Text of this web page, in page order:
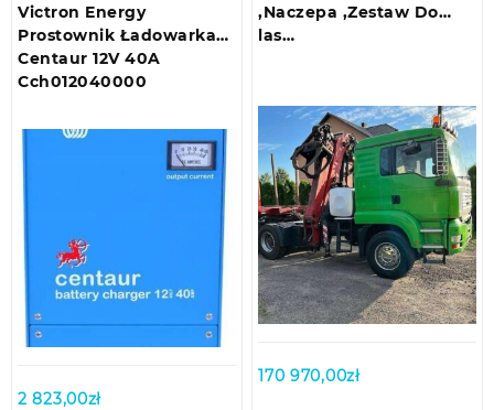
Victron Energy
Prostownik Ładowarka
Centaur 12V 40A
Cch012040000
2 823,00zł
,Naczepa ,Zestaw Do
las…
170 970,00zł